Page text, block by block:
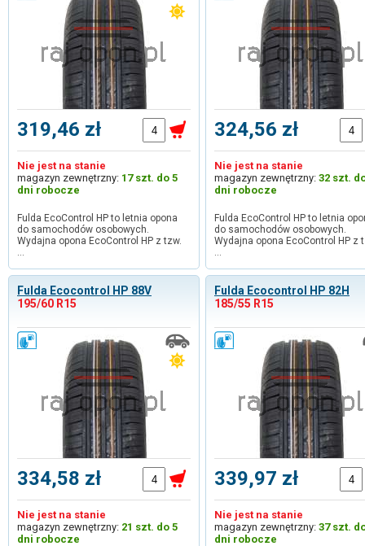
319,46 zł
Nie jest na stanie
magazyn zewnętrzny: 17 szt. do 5
dni robocze
Fulda EcoControl HP to letnia opona
do samochodów osobowych.
Wydajna opona EcoControl HP z tzw.
…
324,56 zł
Nie jest na stanie
magazyn zewnętrzny: 32 szt.
dni robocze
Fulda EcoControl HP to letnia
do samochodów osobowych.
Wydajna opona EcoControl HP z
…
Fulda Ecocontrol HP 88V
195/60 R15
334,58 zł
Nie jest na stanie
magazyn zewnętrzny: 21 szt. do 5
dni robocze
Fulda Ecocontrol HP 82H
185/55 R15
339,97 zł
Nie jest na stanie
magazyn zewnętrzny: 37 szt.
dni robocze